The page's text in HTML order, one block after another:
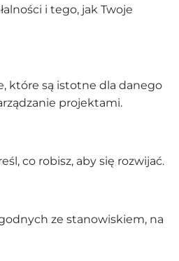
i tego, jak Twoje
które są istotne dla danego
projektami.
co robisz, aby się rozwijać.
ze stanowiskiem, na